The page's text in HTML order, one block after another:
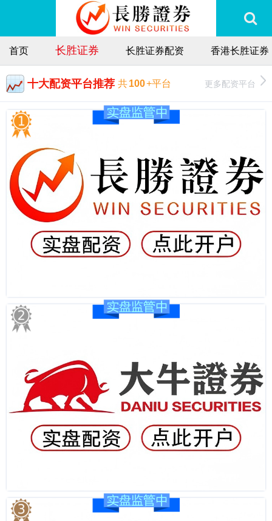
首页 长胜证券 长胜证券配资 香港长胜证券
十大配资平台推荐 共100+平台 更多配资平台